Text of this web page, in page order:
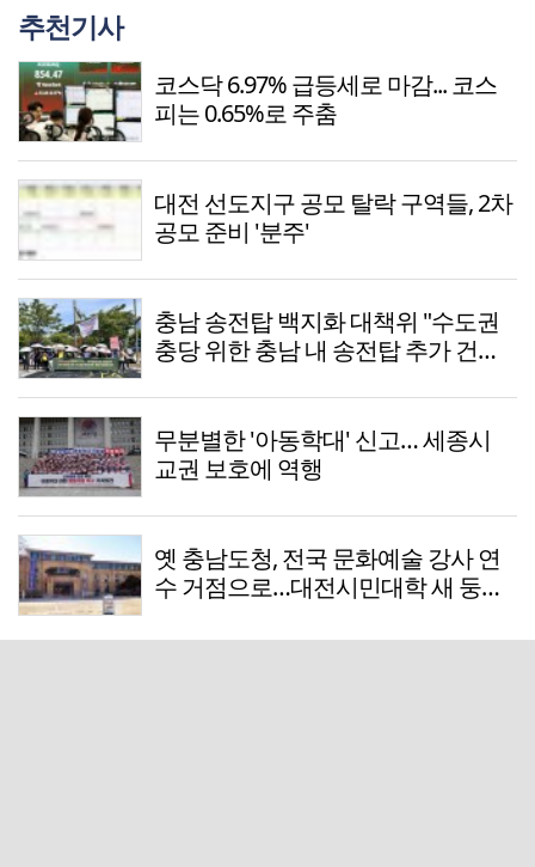
추천기사
코스닥 6.97% 급등세로 마감... 코스
피는 0.65%로 주춤
대전 선도지구 공모 탈락 구역들, 2차
공모 준비 '분주'
충남 송전탑 백지화 대책위 "수도권
충당 위한 충남 내 송전탑 추가 건설,
무분별한 '아동학대' 신고… 세종시
교권 보호에 역행
옛 충남도청, 전국 문화예술 강사 연
수 거점으로…대전시민대학 새 둥지